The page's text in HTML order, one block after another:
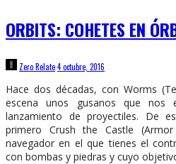
ORBITS: COHETES EN
Zero Relate4 octubre, 2016
Hace dos décadas, con Worms
escena unos gusanos que nos
lanzamiento de proyectiles. De
primero Crush the Castle
navegador en el que tienes el
con bombas y piedras y cuyo